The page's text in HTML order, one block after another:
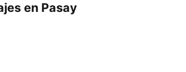
en Pasay